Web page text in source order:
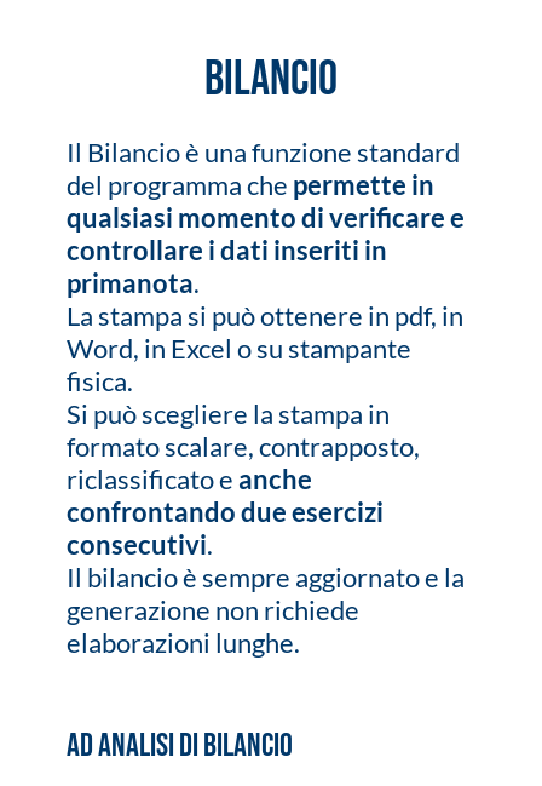
BILANCIO
Il Bilancio è una funzione standard
del programma che permette in
qualsiasi momento di verificare e
controllare i dati inseriti in
primanota.
La stampa si può ottenere in pdf, in
Word, in Excel o su stampante
fisica.
Si può scegliere la stampa in
formato scalare, contrapposto,
riclassificato e anche
confrontando due esercizi
consecutivi.
Il bilancio è sempre aggiornato e la
generazione non richiede
elaborazioni lunghe.
AD ANALISI DI BILANCIO